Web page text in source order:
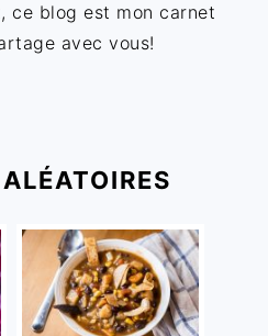
ce blog est mon carnet
avec vous!